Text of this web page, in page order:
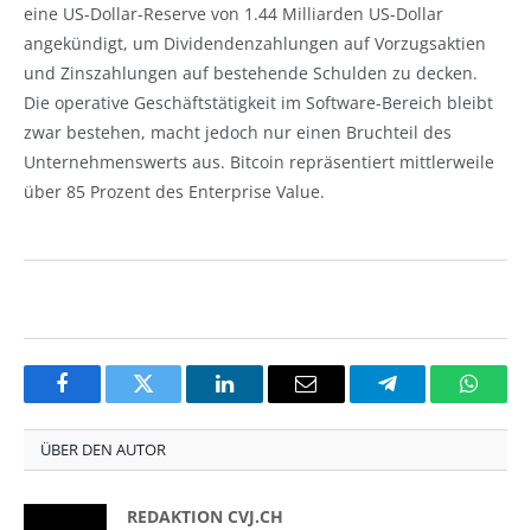
eine US-Dollar-Reserve von 1.44 Milliarden US-Dollar
angekündigt, um Dividendenzahlungen auf Vorzugsaktien
und Zinszahlungen auf bestehende Schulden zu decken.
Die operative Geschäftstätigkeit im Software-Bereich bleibt
zwar bestehen, macht jedoch nur einen Bruchteil des
Unternehmenswerts aus. Bitcoin repräsentiert mittlerweile
über 85 Prozent des Enterprise Value.
FacebookTwitter LinkedInEmail Telegram
ÜBER DEN AUTOR
REDAKTION CVJ.CH